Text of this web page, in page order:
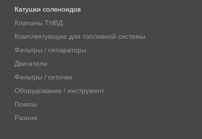
Катушки соленоидов
Клапаны ТНВД
Комплектующие для топливной системы
Фильтры / сепараторы
Двигатели
Фильтры / сеточки
Оборудование / инструмент
Помпы
Разное